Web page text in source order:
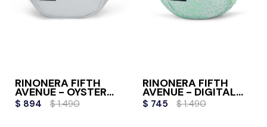
RIÑONERA FIFTH
AVENUE - OYSTER
MUSHROOM
$ 894 $ 1.490
RIÑONERA FIFTH
AVENUE - DIGITAL
CHEETAH
$ 745 $ 1.490